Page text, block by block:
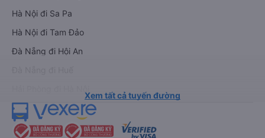
Hà Nội đi Sa Pa
Hà Nội đi Tam Đảo
Đà Nẵng đi Hội An
Xem tất cả tuyến đường